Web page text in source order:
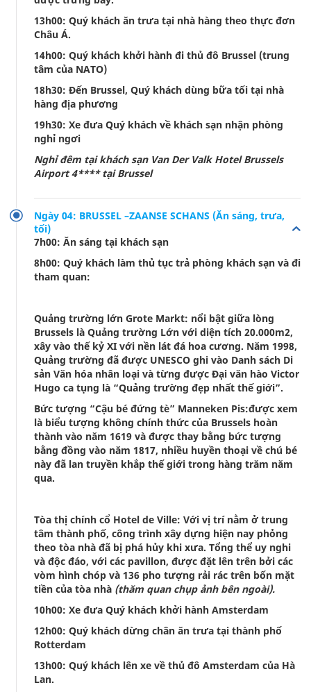
13h00: Quý khách ăn trưa tại nhà hàng theo thực đơn
Châu Á.
14h00: Quý khách khởi hành đi thủ đô Brussel (trung
tâm của NATO)
18h30: Đến Brussel, Quý khách dùng bữa tối tại nhà
hàng địa phương
19h30: Xe đưa Quý khách về khách sạn nhận phòng
nghỉ ngơi
Nghỉ đêm tại khách sạn Van Der Valk Hotel Brussels
Airport 4**** tại Brussel
Ngày 04: BRUSSEL –ZAANSE SCHANS (Ăn sáng, trưa,
tối)
7h00: Ăn sáng tại khách sạn
8h00: Quý khách làm thủ tục trả phòng khách sạn và đi
tham quan:
Quảng trường lớn Grote Markt: nổi bật giữa lòng
Brussels là Quảng trường Lớn với diện tích 20.000m2,
xây vào thế kỷ XI với nền lát đá hoa cương. Năm 1998,
Quảng trường đã được UNESCO ghi vào Danh sách Di
sản Văn hóa nhân loại và từng được Đại văn hào Victor
Hugo ca tụng là “Quảng trường đẹp nhất thế giới”.
Bức tượng “Cậu bé đứng tè” Manneken Pis:được xem
là biểu tượng không chính thức của Brussels hoàn
thành vào năm 1619 và được thay bằng bức tượng
bằng đồng vào năm 1817, nhiều huyền thoại về chú bé
này đã lan truyền khắp thế giới trong hàng trăm năm
qua.
Tòa thị chính cổ Hotel de Ville: Với vị trí nằm ở trung
tâm thành phố, công trình xây dựng hiện nay phỏng
theo tòa nhà đã bị phá hủy khi xưa. Tổng thể uy nghi
và độc đáo, với các pavillon, được đặt lên trên bởi các
vòm hình chóp và 136 pho tượng rải rác trên bốn mặt
tiền của tòa nhà (thăm quan chụp ảnh bên ngoài).
10h00: Xe đưa Quý khách khởi hành Amsterdam
12h00: Quý khách dừng chân ăn trưa tại thành phố
Rotterdam
13h00: Quý khách lên xe về thủ đô Amsterdam của Hà
Lan.